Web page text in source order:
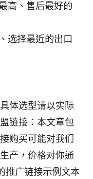
高、售后最好的
选择最近的出口
体选型请以实际
链接：本文章包
购买可能对我们
产，价格对你通
推广链接示例文本